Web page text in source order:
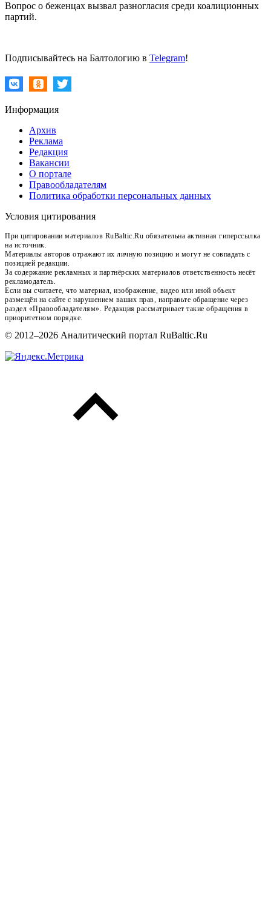
Вопрос о беженцах вызвал разногласия среди коалиционных
партий.
Подписывайтесь на Балтологию в Telegram!
Информация
Архив
Реклама
Редакция
Вакансии
О портале
Правообладателям
Политика обработки персональных данных
Условия цитирования
При цитировании материалов RuBaltic.Ru обязательна активная гиперссылка
на источник.
Материалы авторов отражают их личную позицию и могут не совпадать с
позицией редакции.
За содержание рекламных и партнёрских материалов ответственность несёт
рекламодатель.
Если вы считаете, что материал, изображение, видео или иной объект
размещён на сайте с нарушением ваших прав, направьте обращение через
раздел «Правообладателям». Редакция рассматривает такие обращения в
приоритетном порядке.
© 2012–2026 Аналитический портал RuBaltic.Ru